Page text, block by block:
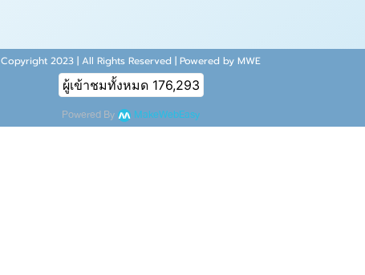
Copyright 2023 | All Rights Reserved | Powered by MWE
ผู้เข้าชมทั้งหมด 176,293
Powered By MakeWebEasy